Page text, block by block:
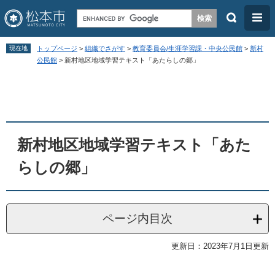
ペ
メ
へ
検
メ
ニ
ュ
現在地 トップページ > 組織でさがす > 教育委員会/生涯学習課・中央公民館 > 新村
公民館 > 新村地区地域学習テキスト「あたらしの郷」
新村地区地域学習テキスト「あた
らしの郷」
ページ内目次
更新日：2023年7月1日更新